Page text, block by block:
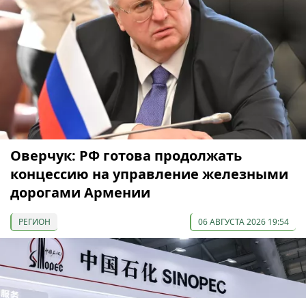
Оверчук: РФ готова продолжать
концессию на управление железными
дорогами Армении
РЕГИОН 06 АВГУСТА 2026 19:54